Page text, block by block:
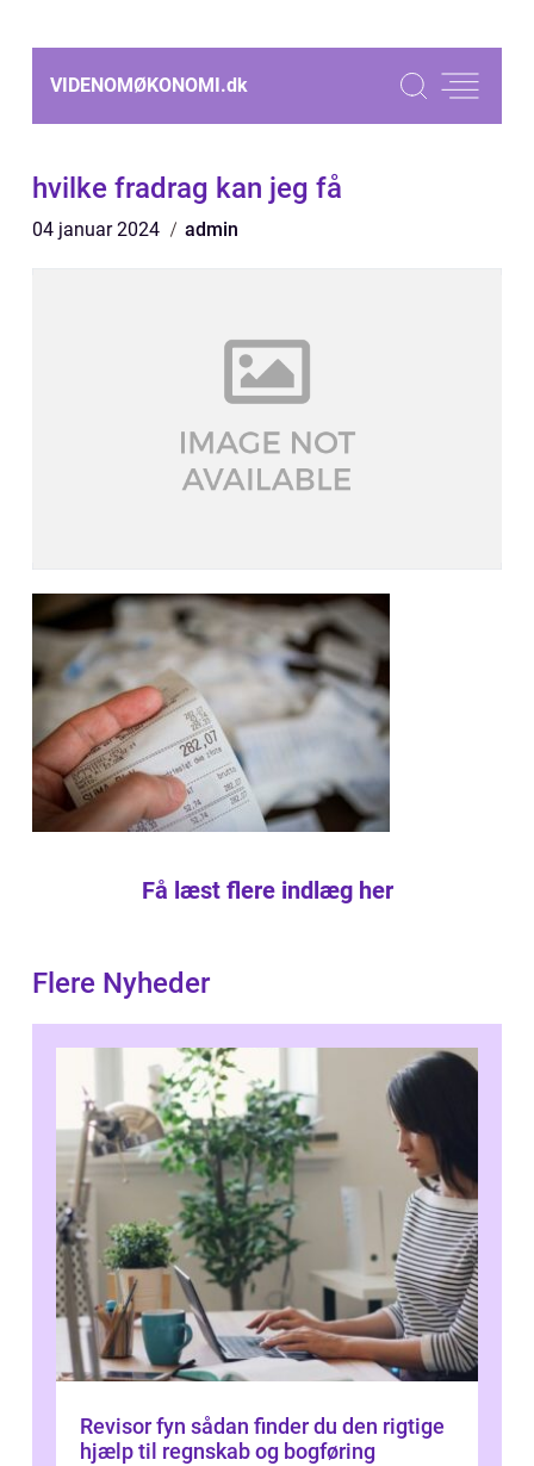
VIDENOMØKONOMI.dk
hvilke fradrag kan jeg få
04 januar 2024 admin
Få læst flere indlæg her
Flere Nyheder
Revisor fyn sådan finder du den rigtige
hjælp til regnskab og bogføring